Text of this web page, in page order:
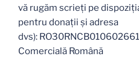
vă rugăm scrieți pe
pentru donații și adresa
dvs):
Comercială Română